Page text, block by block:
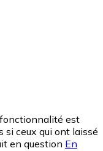
fonctionnalité est
si ceux qui ont laissé
en question En